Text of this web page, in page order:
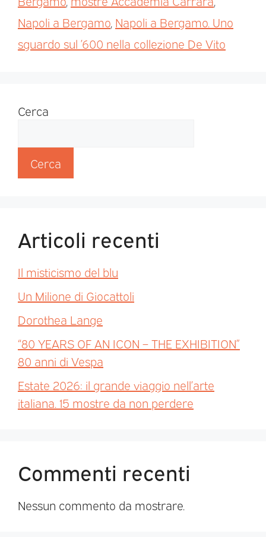
Napoli a Bergamo Napoli a Bergamo. Uno
sguardo sul ’600 nella collezione De Vito
Cerca
Cerca
Articoli recenti
Il misticismo del blu
Un Milione di Giocattoli
Dorothea Lange
“80 YEARS OF AN ICON – THE EXHIBITION”
80 anni di Vespa
Estate 2026: il grande viaggio nell’arte
italiana. 15 mostre da non perdere
Commenti recenti
Nessun commento da mostrare.